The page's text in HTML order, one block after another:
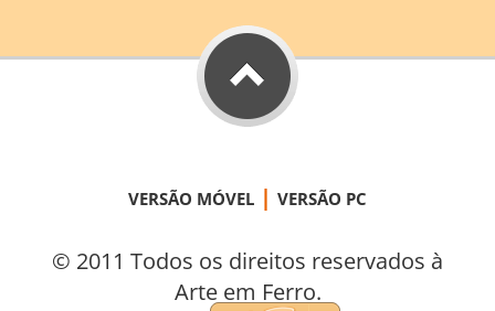
VERSÃO MÓVEL | VERSÃO PC
© 2011 Todos os direitos reservados à
Arte em Ferro.